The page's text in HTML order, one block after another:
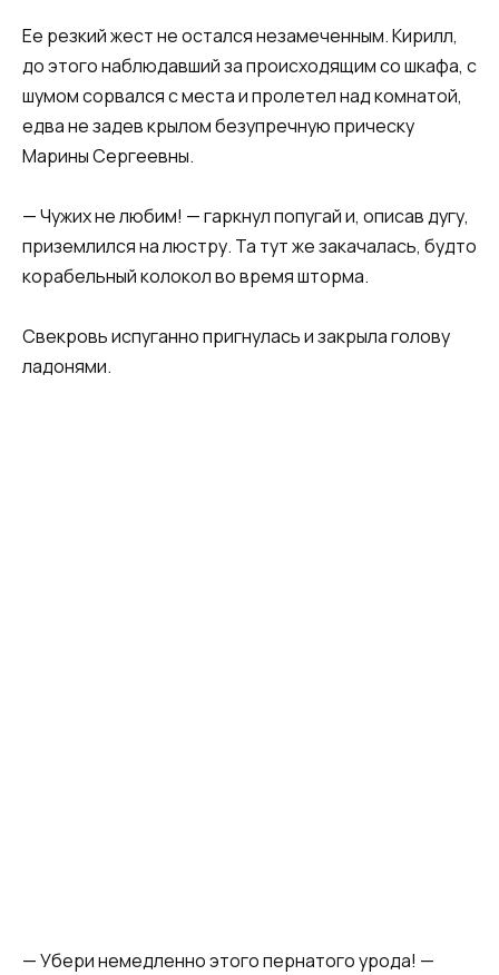
Ее резкий жест не остался незамеченным. Кирилл,
до этого наблюдавший за происходящим со шкафа, с
шумом сорвался с места и пролетел над комнатой,
едва не задев крылом безупречную прическу
Марины Сергеевны.
— Чужих не любим! — гаркнул попугай и, описав дугу,
приземлился на люстру. Та тут же закачалась, будто
корабельный колокол во время шторма.
Свекровь испуганно пригнулась и закрыла голову
ладонями.
— Убери немедленно этого пернатого урода! —